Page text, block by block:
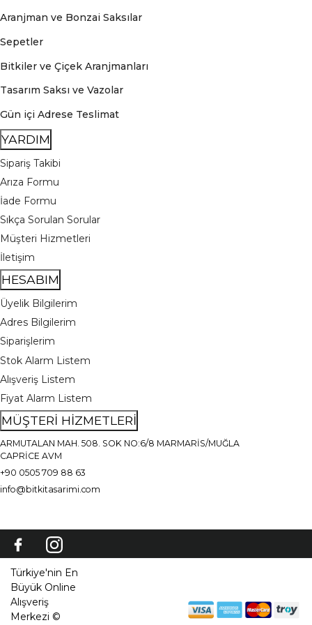
Aranjman ve Bonzai Saksılar
Sepetler
Bitkiler ve Çiçek Aranjmanları
Tasarım Saksı ve Vazolar
Gün içi Adrese Teslimat
YARDIM
Sipariş Takibi
Arıza Formu
İade Formu
Sıkça Sorulan Sorular
Müşteri Hizmetleri
İletişim
HESABIM
Üyelik Bilgilerim
Adres Bilgilerim
Siparişlerim
Stok Alarm Listem
Alışveriş Listem
Fiyat Alarm Listem
MÜŞTERİ HİZMETLERİ
ARMUTALAN MAH. 508. SOK NO:6/8 MARMARİS/MUĞLA
CAPRİCE AVM
+90 0505 709 88 63
info@bitkitasarimi.com
Türkiye'nin En
Büyük Online
Alışveriş
Merkezi ©